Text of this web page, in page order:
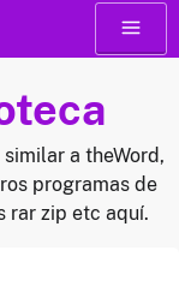
Menú
a theWord,
programas de
rar zip etc aquí.